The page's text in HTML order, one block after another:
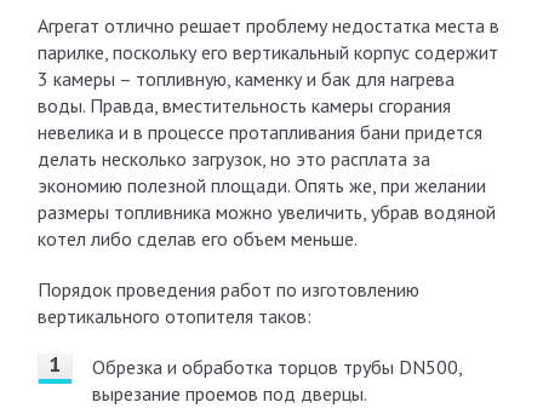
Агрегат отлично решает проблему недостатка места в
парилке, поскольку его вертикальный корпус содержит
3 камеры – топливную, каменку и бак для нагрева
воды. Правда, вместительность камеры сгорания
невелика и в процессе протапливания бани придется
делать несколько загрузок, но это расплата за
экономию полезной площади. Опять же, при желании
размеры топливника можно увеличить, убрав водяной
котел либо сделав его объем меньше.
Порядок проведения работ по изготовлению
вертикального отопителя таков:
Обрезка и обработка торцов трубы DN500,
вырезание проемов под дверцы.